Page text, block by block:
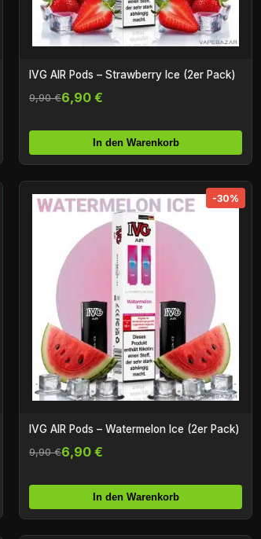
IVG AIR Pods – Strawberry Ice (2er Pack)
9,90 €6,90 €
In den Warenkorb
-30%
IVG AIR Pods – Watermelon Ice (2er Pack)
9,90 €6,90 €
In den Warenkorb